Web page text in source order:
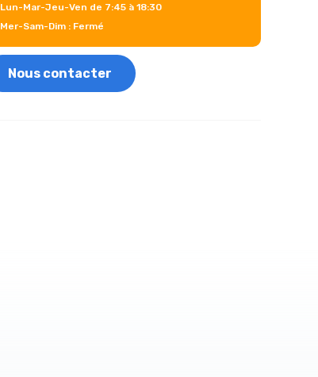
Lun-Mar-Jeu-Ven de 7:45 à 18:30
Mer-Sam-Dim : Fermé
Nous contacter